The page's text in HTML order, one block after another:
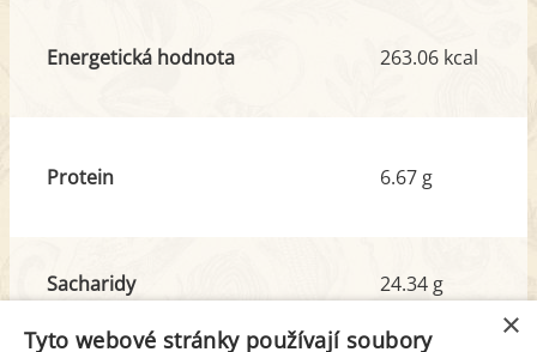
Energetická hodnota 263.06 kcal
Protein 6.67 g
Sacharidy
z toho cukr
24.34 g
22.22 g
×
Tyto webové stránky používají soubory